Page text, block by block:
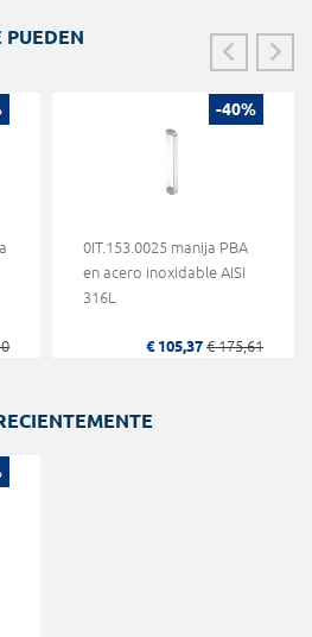
PUEDEN
-40%
0IT.153.0025 manija PBA
en acero inoxidable AISI
316L
€ 105,37 € 175,61